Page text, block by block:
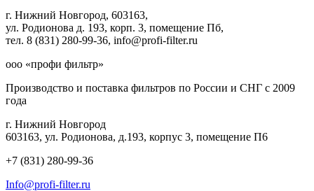
г. Нижний Новгород, 603163,
ул. Родионова д. 193, корп. 3, помещение Пб,
тел. 8 (831) 280-99-36, info@profi-filter.ru
ооо «профи фильтр»
Производство и поставка фильтров по России и СНГ с 2009
года
г. Нижний Новгород
603163, ул. Родионова, д.193, корпус 3, помещение П6
+7 (831) 280-99-36
Info@profi-filter.ru